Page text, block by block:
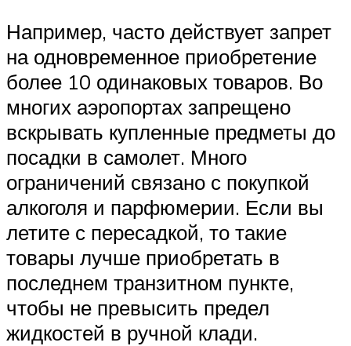
Например, часто действует запрет
на одновременное приобретение
более 10 одинаковых товаров. Во
многих аэропортах запрещено
вскрывать купленные предметы до
посадки в самолет. Много
ограничений связано с покупкой
алкоголя и парфюмерии. Если вы
летите с пересадкой, то такие
товары лучше приобретать в
последнем транзитном пункте,
чтобы не превысить предел
жидкостей в ручной клади.